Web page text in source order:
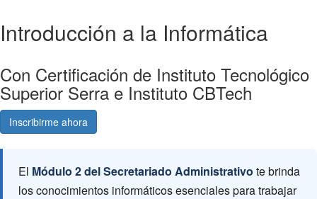
Introducción a la Informática
Con Certificación de Instituto Tecnológico
Superior Serra e Instituto CBTech
Inscribirme ahora
El Módulo 2 del Secretariado Administrativo te brinda
los conocimientos informáticos esenciales para trabajar